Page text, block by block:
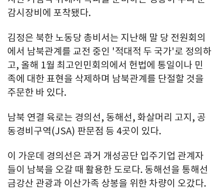
감시장비에 포착됐다.
김정은 북한 노동당 총비서는 지난해 말 당 전원회의
에서 남북관계를 교전 중인 '적대적 두 국가'로 정의하
고, 올해 1월 최고인민회의에서 헌법에 통일이나 민
족에 대한 표현을 삭제하며 남북관계를 단절할 것을
주문한 바 있다.
남북 연결 육로는 경의선, 동해선, 화살머리 고지, 공
동경비구역(JSA) 판문점 등 4곳이 있다.
이 가운데 경의선은 과거 개성공단 입주기업 관계자
들이 남북을 오갈 때 활용한 도로다. 동해선을 통해선
금강산 관광과 이산가족 상봉을 위한 차량이 오갔다.